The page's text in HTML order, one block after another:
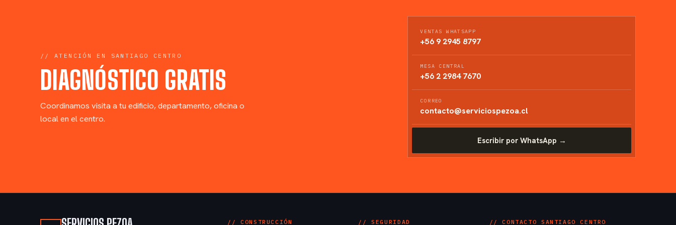
// ATENCIÓN EN SANTIAGO CENTRO
DIAGNÓSTICO GRATIS
Coordinamos visita a tu edificio, departamento, oficina o
local en el centro.
VENTAS WHATSAPP
+56 9 2945 8797
MESA CENTRAL
+56 2 2984 7670
CORREO
contacto@serviciospezoa.cl
Escribir por WhatsApp →
// CONSTRUCCIÓN // SEGURIDAD // CONTACTO SANTIAGO CENTRO